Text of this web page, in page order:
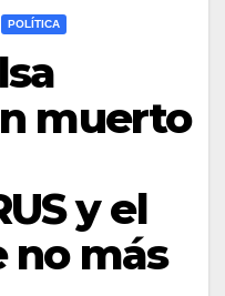
POLÍTICA
muerto
y el
no más